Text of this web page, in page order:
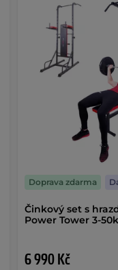
Činkový set s
Power Tower 3-
6 990 Kč
Doprava zdarma